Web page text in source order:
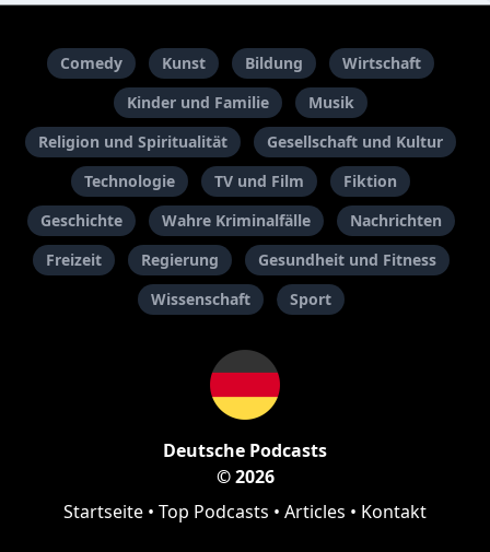
Comedy Kunst Bildung
Wirtschaft
Kinder und Familie
Musik
Religion und Spiritualität
Gesellschaft und Kultur
Technologie
TV und Film
Fiktion
Geschichte
Wahre Kriminalfälle
Nachrichten
Freizeit
Regierung
Gesundheit und Fitness
Wissenschaft
Sport
Deutsche Podcasts
© 2026
Startseite • Top Podcasts • Articles • Kontakt